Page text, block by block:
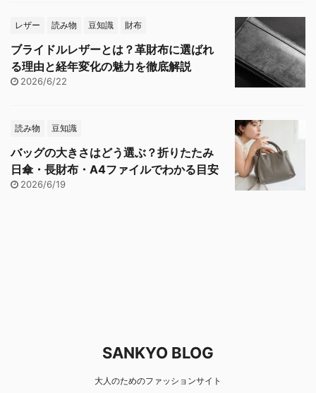
レザー 読み物 豆知識 財布
ブライドルレザーとは？革財布に選ばれ
る理由と経年変化の魅力を徹底解説
2026/6/22
読み物 豆知識
バッグの大きさはどう選ぶ？折りたたみ
日傘・長財布・A4ファイルでわかる目安
2026/6/19
SANKYO BLOG
大人のためのファッションサイト